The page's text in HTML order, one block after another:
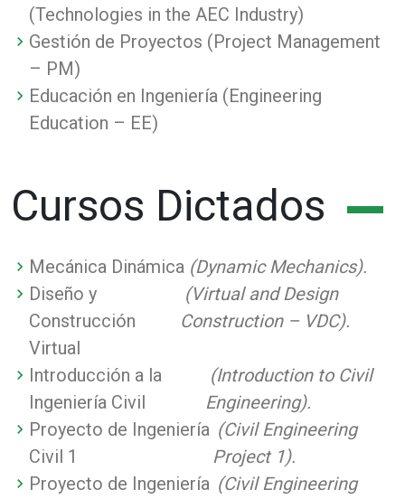
(Technologies in the AEC Industry)
Gestión de Proyectos (Project Management
– PM)
Educación en Ingeniería (Engineering
Education – EE)
Cursos Dictados
Mecánica Dinámica (Dynamic Mechanics).
Diseño y
Construcción
Virtual
(Virtual and Design
Construction – VDC).
Introducción a la
Ingeniería Civil
(Introduction to Civil
Engineering).
Proyecto de Ingeniería
Civil 1
(Civil Engineering
Project 1).
Proyecto de Ingeniería (Civil Engineering